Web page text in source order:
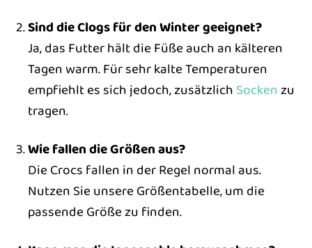
Sind die Clogs für den Winter geeignet?
Ja, das Futter hält die Füße auch an kälteren
Tagen warm. Für sehr kalte Temperaturen
empfiehlt es sich jedoch, zusätzlich Socken zu
tragen.
Wie fallen die Größen aus?
Die Crocs fallen in der Regel normal aus.
Nutzen Sie unsere Größentabelle, um die
passende Größe zu finden.